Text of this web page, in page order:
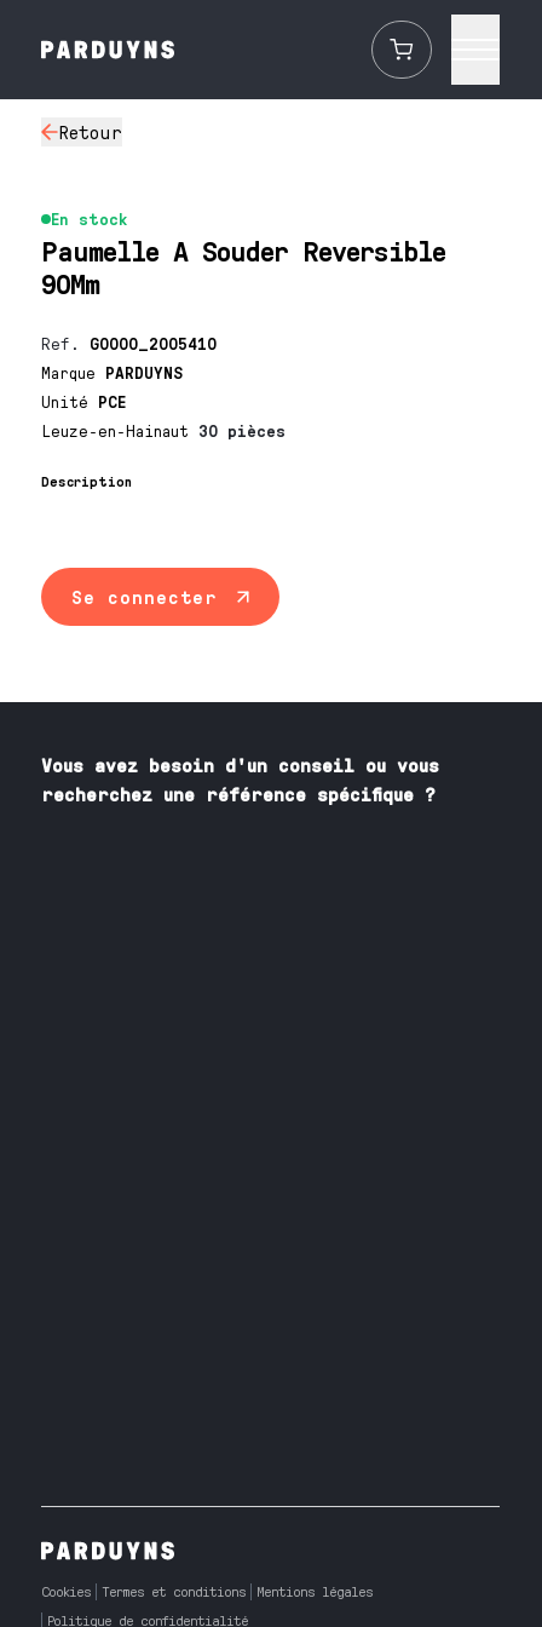
Retour
En stock
Paumelle A Souder Reversible
90Mm
Ref. G0000_2005410
Marque PARDUYNS
Unité PCE
Leuze-en-Hainaut 30 pièces
Description
Se connecter
Vous avez besoin d'un conseil ou vous
recherchez une référence spécifique ?
Cookies Termes et conditions
Mentions légales
Politique de confidentialité